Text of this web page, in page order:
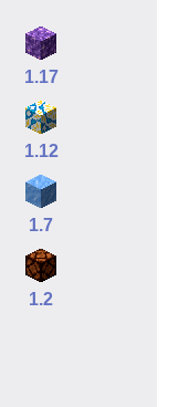
1.17
1.12
1.7
1.2